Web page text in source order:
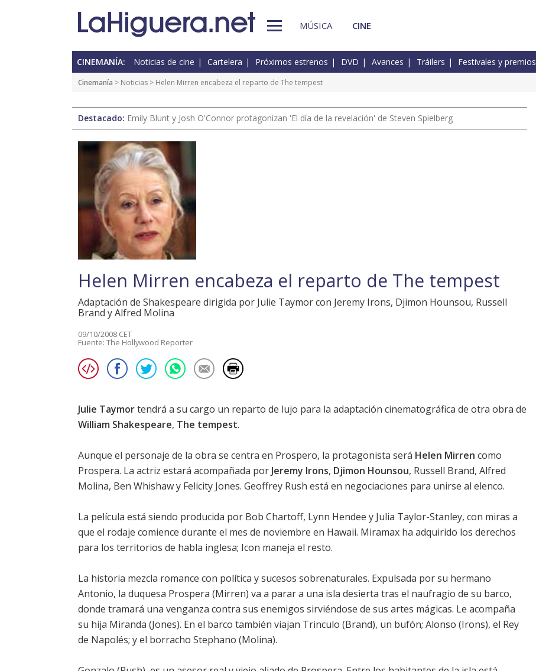
MÚSICA CINE
CINEMANÍA: Noticias de cine Cartelera Próximos estrenos DVD Avances Tráilers Festivales y premios
Cinemanía > Noticias > Helen Mirren encabeza el reparto de The tempest
Destacado: Emily Blunt y Josh O'Connor protagonizan 'El día de la revelación' de Steven Spielberg
Helen Mirren encabeza el reparto de The tempest
Adaptación de Shakespeare dirigida por Julie Taymor con Jeremy Irons, Djimon Hounsou, Russell
Brand y Alfred Molina
09/10/2008 CET
Fuente: The Hollywood Reporter
Julie Taymortendrá a su cargo un reparto de lujo para la adaptación cinematográfica de otra obra de
William Shakespeare, The tempest.
Aunque el personaje de la obra se centra en Prospero, la protagonista será Helen Mirren como
Prospera. La actriz estará acompañada por Jeremy Irons, Djimon Hounsou, Russell Brand, Alfred
Molina, Ben Whishawy Felicity Jones. Geoffrey Rush está en negociaciones para unirse al elenco.
La película está siendo producida por Bob Chartoff, Lynn Hendee y Julia Taylor-Stanley, con miras a
que el rodaje comience durante el mes de noviembre en Hawaii. Miramax ha adquirido los derechos
para los territorios de habla inglesa; Icon maneja el resto.
La historia mezcla romance con política y sucesos sobrenaturales. Expulsada por su hermano
Antonio, la duquesa Prospera (Mirren) va a parar a una isla desierta tras el naufragio de su barco,
donde tramará una venganza contra sus enemigos sirviéndose de sus artes mágicas. Le acompaña
su hija Miranda (Jones). En el barco también viajan Trinculo (Brand), un bufón; Alonso (Irons), el Rey
de Napolés; y el borracho Stephano (Molina).